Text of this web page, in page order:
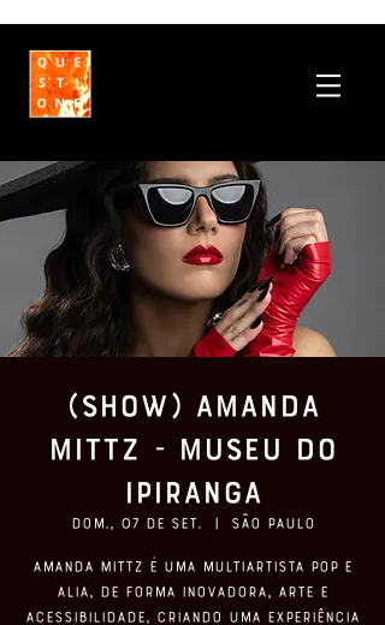
(SHOW) Amanda
Mittz - Museu do
Ipiranga
dom., 07 de set.
  |
São Paulo
Amanda Mittz é uma multiartista pop e
alia, de forma inovadora, arte e
acessibilidade, criando uma experiência